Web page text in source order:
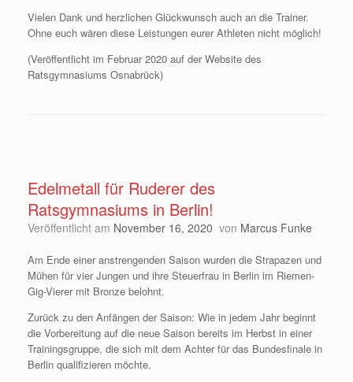
Vielen Dank und herzlichen Glückwunsch auch an die Trainer.
Ohne euch wären diese Leistungen eurer Athleten nicht möglich!
(Veröffentlicht im Februar 2020 auf der Website des
Ratsgymnasiums Osnabrück)
Edelmetall für Ruderer des
Ratsgymnasiums in Berlin!
Veröffentlicht am November 16, 2020 von Marcus Funke
Am Ende einer anstrengenden Saison wurden die Strapazen und
Mühen für vier Jungen und ihre Steuerfrau in Berlin im Riemen-
Gig-Vierer mit Bronze belohnt.
Zurück zu den Anfängen der Saison: Wie in jedem Jahr beginnt
die Vorbereitung auf die neue Saison bereits im Herbst in einer
Trainingsgruppe, die sich mit dem Achter für das Bundesfinale in
Berlin qualifizieren möchte.